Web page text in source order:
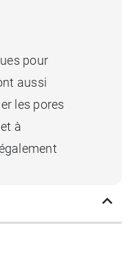
pour
aussi
les pores
à
Il se
son